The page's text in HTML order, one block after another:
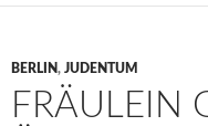
BERLIN, JUDENTUM
FRÄULEIN